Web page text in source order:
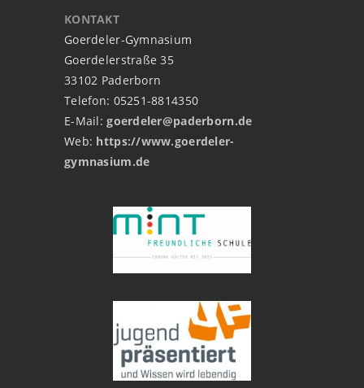
KONTAKT
Goerdeler-Gymnasium
Goerdelerstraße 35
33102 Paderborn
Telefon: 05251-8814350
E-Mail:goerdeler@paderborn.de
Web: https://www.goerdeler-
gymnasium.de